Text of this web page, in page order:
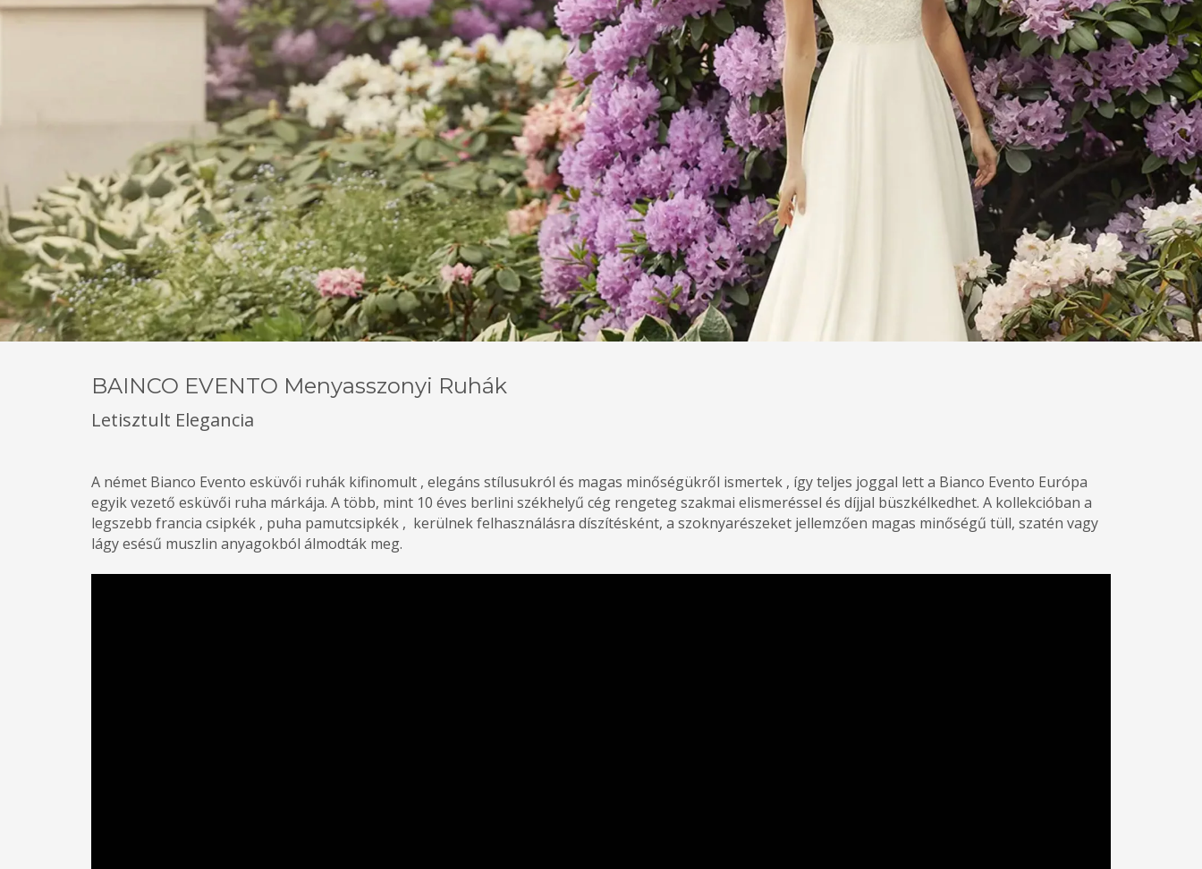
BAINCO EVENTO Menyasszonyi Ruhák
Letisztult Elegancia
A német Bianco Evento esküvői ruhák kifinomult , elegáns stílusukról és magas minőségükről ismertek , így teljes joggal lett a Bianco Evento Európa
egyik vezető esküvői ruha márkája. A több, mint 10 éves berlini székhelyű cég rengeteg szakmai elismeréssel és díjjal büszkélkedhet. A kollekcióban a
legszebb francia csipkék , puha pamutcsipkék , kerülnek felhasználásra díszítésként, a szoknyarészeket jellemzően magas minőségű tüll, szatén vagy
lágy esésű muszlin anyagokból álmodták meg.